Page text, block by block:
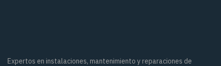
Expertos en instalaciones, mantenimiento y reparaciones de